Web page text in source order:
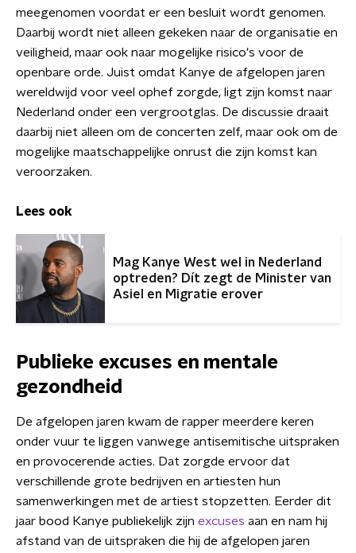
meegenomen voordat er een besluit wordt genomen.
Daarbij wordt niet alleen gekeken naar de organisatie en
veiligheid, maar ook naar mogelijke risico's voor de
openbare orde. Juist omdat Kanye de afgelopen jaren
wereldwijd voor veel ophef zorgde, ligt zijn komst naar
Nederland onder een vergrootglas. De discussie draait
daarbij niet alleen om de concerten zelf, maar ook om de
mogelijke maatschappelijke onrust die zijn komst kan
veroorzaken.
Lees ook
Mag Kanye West wel in Nederland
optreden? Dít zegt de Minister van
Asiel en Migratie erover
Publieke excuses en mentale
gezondheid
De afgelopen jaren kwam de rapper meerdere keren
onder vuur te liggen vanwege antisemitische uitspraken
en provocerende acties. Dat zorgde ervoor dat
verschillende grote bedrijven en artiesten hun
samenwerkingen met de artiest stopzetten. Eerder dit
jaar bood Kanye publiekelijk zijn excuses aan en nam hij
afstand van de uitspraken die hij de afgelopen jaren